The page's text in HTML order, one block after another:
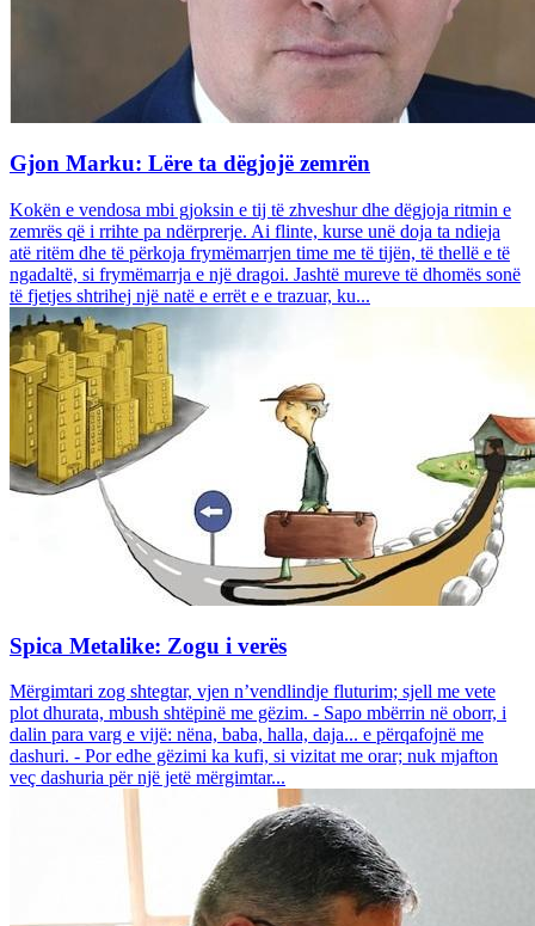
Gjon Marku: Lëre ta dëgjojë zemrën
Kokën e vendosa mbi gjoksin e tij të zhveshur dhe dëgjoja ritmin e
zemrës që i rrihte pa ndërprerje. Ai flinte, kurse unë doja ta ndieja
atë ritëm dhe të përkoja frymëmarrjen time me të tijën, të thellë e të
ngadaltë, si frymëmarrja e një dragoi. Jashtë mureve të dhomës sonë
të fjetjes shtrihej një natë e errët e e trazuar, ku...
Spica Metalike: Zogu i verës
Mërgimtari zog shtegtar, vjen n’vendlindje fluturim; sjell me vete
plot dhurata, mbush shtëpinë me gëzim. - Sapo mbërrin në oborr, i
dalin para varg e vijë: nëna, baba, halla, daja... e përqafojnë me
dashuri. - Por edhe gëzimi ka kufi, si vizitat me orar; nuk mjafton
veç dashuria për një jetë mërgimtar...